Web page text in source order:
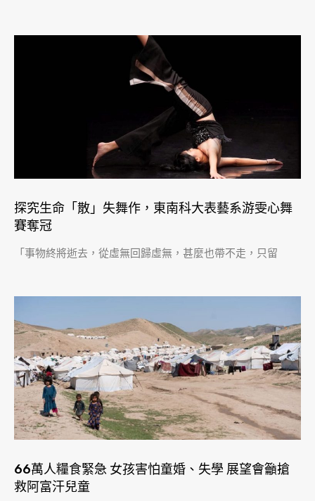
探究生命「散」失舞作，東南科大表藝系游雯心舞
賽奪冠
「事物終將逝去，從虛無回歸虛無，甚麼也帶不走，只留
66萬人糧食緊急 女孩害怕童婚、失學 展望會籲搶
救阿富汗兒童